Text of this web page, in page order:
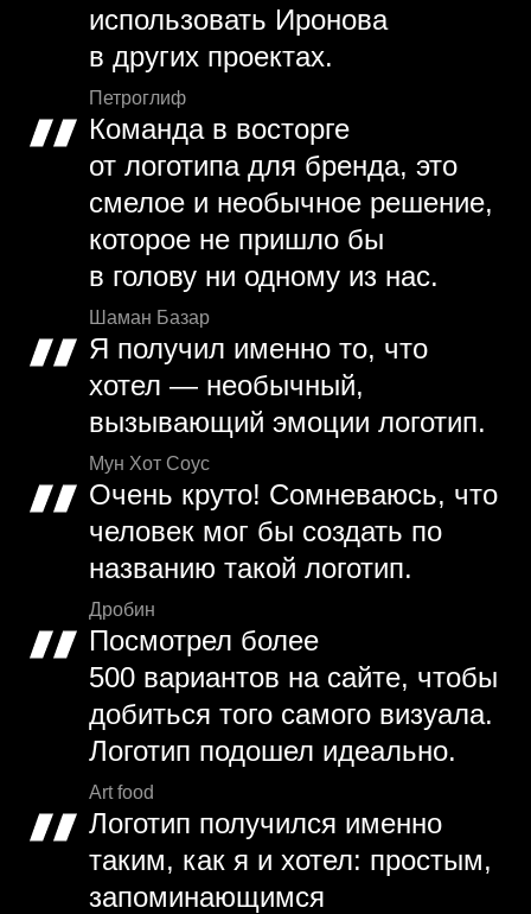
использовать Иронова
в других проектах.
Петроглиф
Команда в восторге
от логотипа для бренда, это
смелое и необычное решение,
которое не пришло бы
в голову ни одному из нас.
Шаман Базар
Я получил именно то, что
хотел — необычный,
вызывающий эмоции логотип.
Мун Хот Соус
Очень круто! Сомневаюсь, что
человек мог бы создать по
названию такой логотип.
Дробин
Посмотрел более
500 вариантов на сайте, чтобы
добиться того самого визуала.
Логотип подошел идеально.
Art food
Логотип получился именно
таким, как я и хотел: простым,
запоминающимся